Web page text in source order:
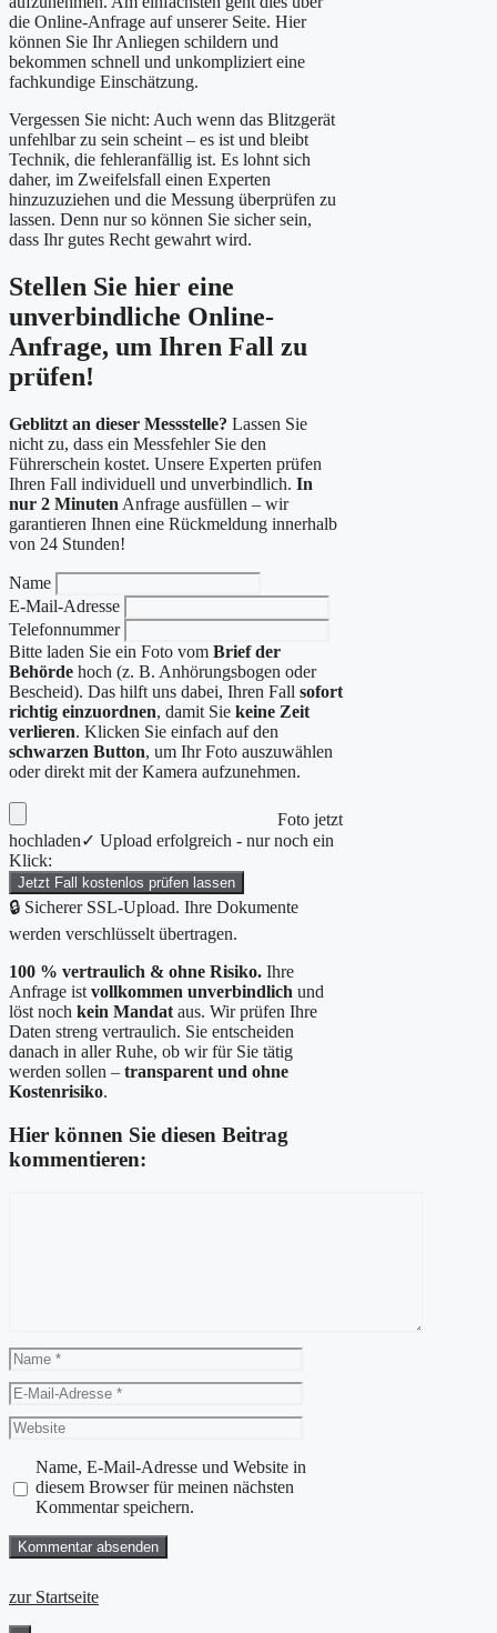
die Online-Anfrage auf unserer Seite. Hier
können Sie Ihr Anliegen schildern und
bekommen schnell und unkompliziert eine
fachkundige Einschätzung.
Vergessen Sie nicht: Auch wenn das Blitzgerät
unfehlbar zu sein scheint – es ist und bleibt
Technik, die fehleranfällig ist. Es lohnt sich
daher, im Zweifelsfall einen Experten
hinzuzuziehen und die Messung überprüfen zu
lassen. Denn nur so können Sie sicher sein,
dass Ihr gutes Recht gewahrt wird.
Stellen Sie hier eine
unverbindliche Online-
Anfrage, um Ihren Fall zu
prüfen!
Geblitzt an dieser Messstelle? Lassen Sie
nicht zu, dass ein Messfehler Sie den
Führerschein kostet. Unsere Experten prüfen
Ihren Fall individuell und unverbindlich. In
nur 2 Minuten Anfrage ausfüllen – wir
garantieren Ihnen eine Rückmeldung innerhalb
von 24 Stunden!
Name
E-Mail-Adresse
Telefonnummer
Bitte laden Sie ein Foto vom Brief der
Behörde hoch (z. B. Anhörungsbogen oder
Bescheid). Das hilft uns dabei, Ihren Fall sofort
richtig einzuordnen, damit Sie keine Zeit
verlieren. Klicken Sie einfach auf den
schwarzen Button, um Ihr Foto auszuwählen
oder direkt mit der Kamera aufzunehmen.
Foto jetzt
hochladen✓ Upload erfolgreich - nur noch ein
Klick:
Jetzt Fall kostenlos prüfen lassen
🔒 Sicherer SSL-Upload. Ihre Dokumente
werden verschlüsselt übertragen.
100 % vertraulich & ohne Risiko. Ihre
Anfrage ist vollkommen unverbindlich und
löst noch kein Mandat aus. Wir prüfen Ihre
Daten streng vertraulich. Sie entscheiden
danach in aller Ruhe, ob wir für Sie tätig
werden sollen – transparent und ohne
Kostenrisiko.
Hier können Sie diesen Beitrag
kommentieren:
Name
E-
Mail-
Adresse
Website
Name, E-Mail-Adresse und Website in
diesem Browser für meinen nächsten
Kommentar speichern.
zur Startseite